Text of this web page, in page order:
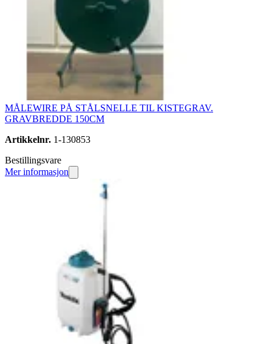
MÅLEWIRE PÅ STÅLSNELLE TIL KISTEGRAV.
GRAVBREDDE 150CM
Artikkelnr. 1-130853
Bestillingsvare
Mer informasjon